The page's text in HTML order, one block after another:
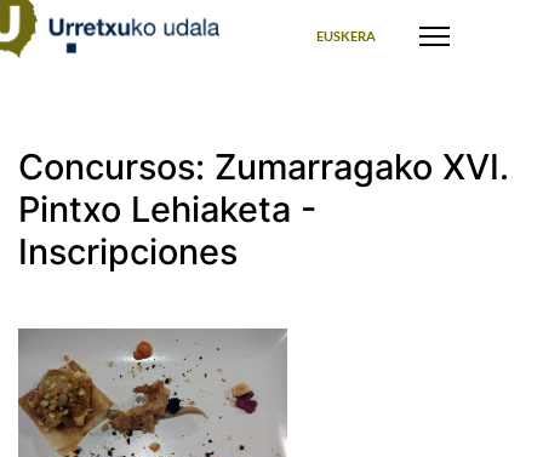
EUSKERA
Concursos: Zumarragako XVI.
Pintxo Lehiaketa -
Inscripciones